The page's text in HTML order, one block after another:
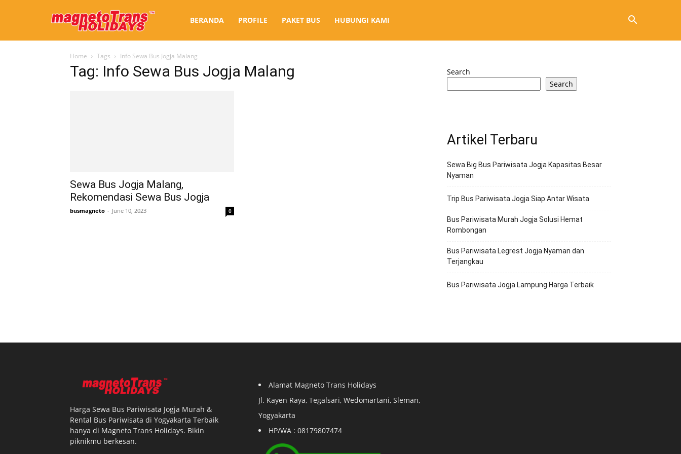
Bus
BERANDA PROFILE PAKET BUS HUBUNGI KAMI
Home Tags Info Sewa Bus Jogja Malang
Tag: Info Sewa Bus Jogja Malang
Sewa Bus Jogja Malang,
Rekomendasi Sewa Bus Jogja
busmagneto - June 10, 2023 0
Search
Search
Artikel Terbaru
Sewa Big Bus Pariwisata Jogja Kapasitas Besar
Nyaman
Trip Bus Pariwisata Jogja Siap Antar Wisata
Bus Pariwisata Murah Jogja Solusi Hemat
Rombongan
Bus Pariwisata Legrest Jogja Nyaman dan
Terjangkau
Bus Pariwisata Jogja Lampung Harga Terbaik
Harga Sewa Bus Pariwisata Jogja Murah &
Rental Bus Pariwisata di Yogyakarta Terbaik
hanya di Magneto Trans Holidays. Bikin
piknikmu berkesan.
Alamat Magneto Trans Holidays
Jl. Kayen Raya, Tegalsari, Wedomartani, Sleman,
Yogyakarta
HP/WA : 08179807474